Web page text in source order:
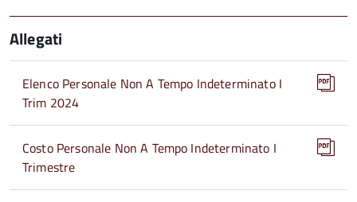
Allegati
Elenco Personale Non A Tempo Indeterminato I
Trim 2024
Costo Personale Non A Tempo Indeterminato I
Trimestre